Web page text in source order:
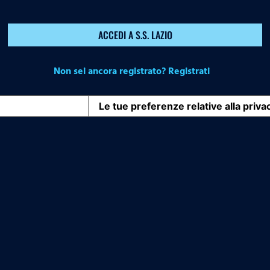
ACCEDI A S.S. LAZIO
Non sei ancora registrato? Registrati
Le tue preferenze relative alla